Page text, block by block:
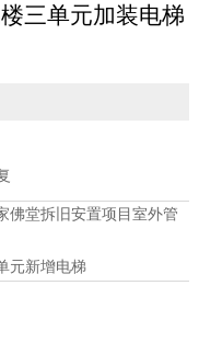
三单元加装电梯
佛堂拆旧安置项目室外管
元新增电梯